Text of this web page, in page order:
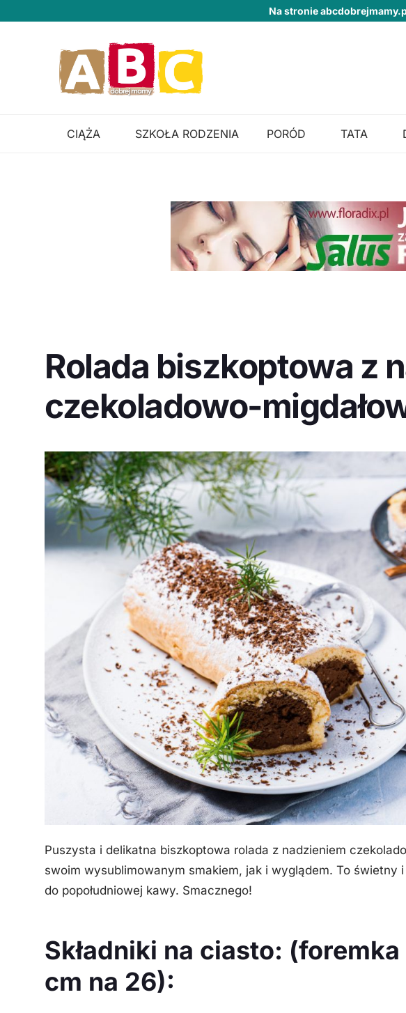
Na stronie
CIĄŻA SZKOŁA RODZENIA PORÓD TATA
Rolada biszkoptowa z
czekoladowo-
Puszysta i delikatna biszkoptowa rolada z nadzieniem
swoim wysublimowanym smakiem, jak i wyglądem. To świetny
do popołudniowej kawy. Smacznego!
Składniki na ciasto:
cm na 26):